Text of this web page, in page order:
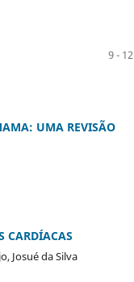
9 - 12
UMA REVISÃO
CARDÍACAS
Josué da Silva